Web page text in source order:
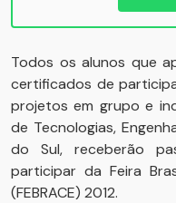
Todos os alunos que
certificados de
projetos em grupo e
de Tecnologias,
do Sul, receberão
participar da Feira
(FEBRACE) 2012.